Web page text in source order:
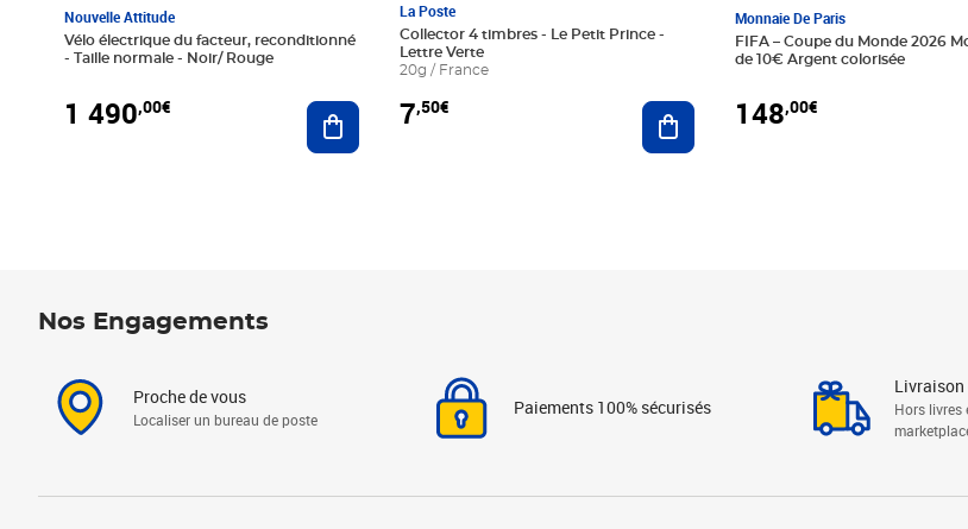
Nouvelle Attitude
Vélo électrique du facteur, reconditionné
- Taille normale - Noir/ Rouge
1 490,00€ Ajouter au panier
La Poste
Collector 4 timbres - Le Petit Prince -
Lettre Verte
20g / France
7,50€ Ajouter au panier
Monnaie De Paris
FIFA – Coupe du Monde 2026
de 10€ Argent colorisée
148,00€
Nos Engagements
Proche de vous
Localiser un bureau de poste
Paiements 100% sécurisés
Livraison
Hors livres